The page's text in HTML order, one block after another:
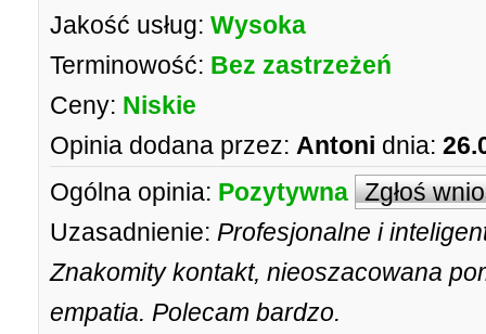
Jakość usług: Wysoka
Terminowość: Bez zastrzeżeń
Ceny: Niskie
Opinia dodana przez: Antoni dnia:
Ogólna opinia: Pozytywna Zgłoś
Uzasadnienie: Profesjonalne i
Znakomity kontakt, nieoszacowana
empatia. Polecam bardzo.